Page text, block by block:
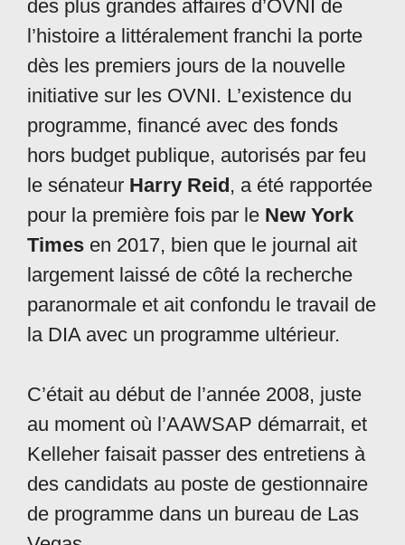
des plus grandes affaires d’OVNI de
l’histoire a littéralement franchi la porte
dès les premiers jours de la nouvelle
initiative sur les OVNI. L’existence du
programme, financé avec des fonds
hors budget publique, autorisés par feu
le sénateur Harry Reid, a été rapportée
pour la première fois par le New York
Times en 2017, bien que le journal ait
largement laissé de côté la recherche
paranormale et ait confondu le travail de
la DIA avec un programme ultérieur.
C’était au début de l’année 2008, juste
au moment où l’AAWSAP démarrait, et
Kelleher faisait passer des entretiens à
des candidats au poste de gestionnaire
de programme dans un bureau de Las